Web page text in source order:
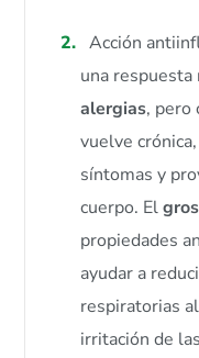
Acción
una
alergias, pero
vuelve
síntomas y
cuerpo. El
propiedades
ayudar a
respiratorias
irritación de